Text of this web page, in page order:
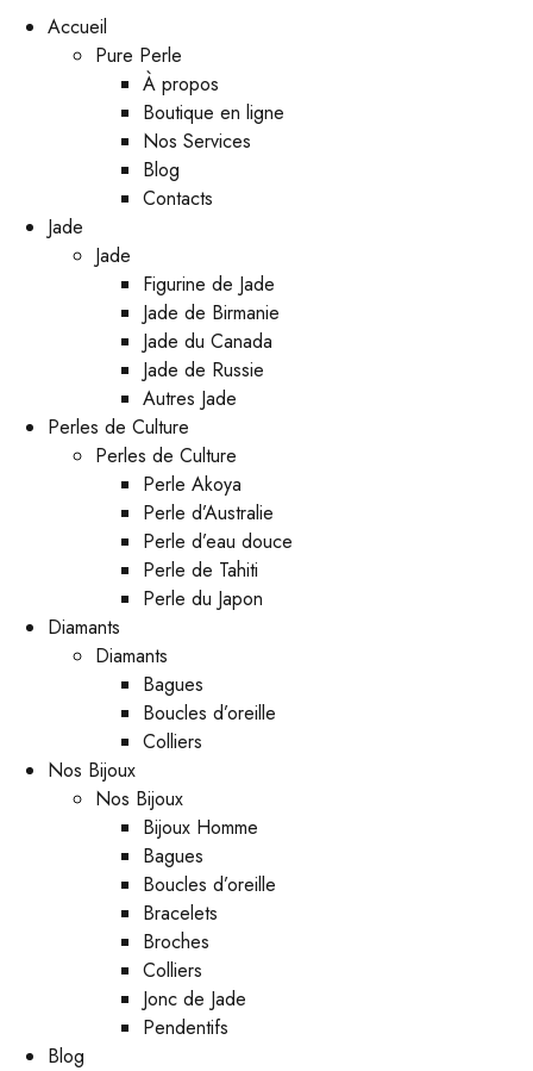
Accueil
Pure Perle
À propos
Boutique en ligne
Nos Services
Blog
Contacts
Jade
Jade
Figurine de Jade
Jade de Birmanie
Jade du Canada
Jade de Russie
Autres Jade
Perles de Culture
Perles de Culture
Perle Akoya
Perle d’Australie
Perle d’eau douce
Perle de Tahiti
Perle du Japon
Diamants
Diamants
Bagues
Boucles d’oreille
Colliers
Nos Bijoux
Nos Bijoux
Bijoux Homme
Bagues
Boucles d’oreille
Bracelets
Broches
Colliers
Jonc de Jade
Pendentifs
Blog